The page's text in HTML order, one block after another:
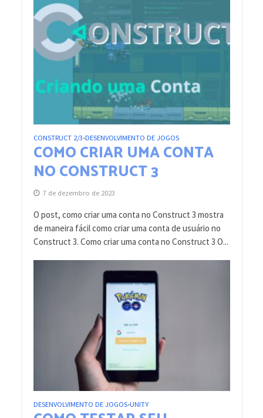
CONSTRUCT 2/3•DESENVOLVIMENTO DE JOGOS
COMO CRIAR UMA CONTA
NO CONSTRUCT 3
7 de dezembro de 2023
O post, como criar uma conta no Construct 3 mostra
de maneira fácil como criar uma conta de usuário no
Construct 3. Como criar uma conta no Construct 3 O...
DESENVOLVIMENTO DE JOGOS•UNITY